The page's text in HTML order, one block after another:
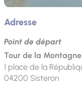
Adresse
Point de départ
Tour de la
1 place de la
04200 Sisteron